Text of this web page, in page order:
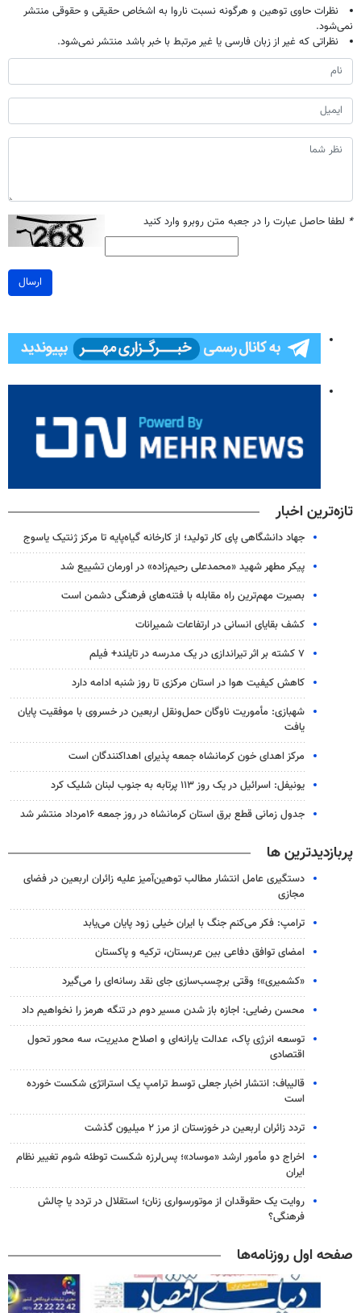
نظرات حاوی توهین و هرگونه نسبت ناروا به اشخاص حقیقی و حقوقی منتشر
نمی‌شود.
نظراتی که غیر از زبان فارسی یا غیر مرتبط با خبر باشد منتشر نمی‌شود.
* لطفا حاصل عبارت را در جعبه متن روبرو وارد کنید
ارسال
تازه‌ترین اخبار
جهاد دانشگاهی پای کار تولید؛ از کارخانه گیاه‌پایه تا مرکز ژنتیک یاسوج
پیکر مطهر شهید «محمدعلی رحیم‌زاده» در اورمان تشییع شد
بصیرت مهم‌ترین راه مقابله با فتنه‌های فرهنگی دشمن است
کشف بقایای انسانی در ارتفاعات شمیرانات
۷ کشته بر اثر تیراندازی در یک مدرسه در تایلند+ فیلم
کاهش کیفیت هوا در استان مرکزی تا روز شنبه ادامه دارد
شهبازی: مأموریت ناوگان حمل‌ونقل اربعین در خسروی با موفقیت پایان
یافت
مرکز اهدای خون کرمانشاه جمعه پذیرای اهداکنندگان است
یونیفل: اسرائیل در یک روز ۱۱۳ پرتابه به جنوب لبنان شلیک کرد
جدول زمانی قطع برق استان کرمانشاه در روز جمعه ۱۶مرداد منتشر شد
پربازدیدترین ها
دستگیری عامل انتشار مطالب توهین‌آمیز علیه زائران اربعین در فضای
مجازی
ترامپ: فکر می‌کنم جنگ با ایران خیلی زود پایان می‌یابد
امضای توافق دفاعی بین عربستان، ترکیه و پاکستان
«کشمیری»؛ وقتی برچسب‌سازی جای نقد رسانه‌ای را می‌گیرد
محسن رضایی: اجازه باز شدن مسیر دوم در تنگه هرمز را نخواهیم داد
توسعه انرژی پاک، عدالت یارانه‌ای و اصلاح مدیریت، سه محور تحول
اقتصادی
قالیباف: انتشار اخبار جعلی توسط ترامپ یک استراتژی شکست خورده
است
تردد زائران اربعین در خوزستان از مرز ۲ میلیون گذشت
اخراج دو مأمور ارشد «موساد»؛ پس‌لرزه شکست توطئه شوم تغییر نظام
ایران
روایت یک حقوقدان از موتورسواری زنان؛ استقلال در تردد یا چالش
فرهنگی؟
صفحه اول روزنامه‌ها